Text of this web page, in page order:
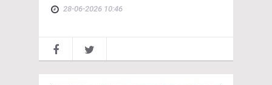
28-06-2026 10:46